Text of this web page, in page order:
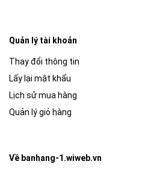
Quản lý tài khoản
Thay đổi thông tin
Lấy lại mật khẩu
Lịch sử mua hàng
Quản lý giỏ hàng
Về banhang-1.wiweb.vn